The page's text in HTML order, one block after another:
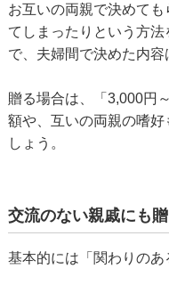
お互いの両親で決めて
てしまったりという方
で、夫婦間で決めた内容
贈る場合は、「3,000円
額や、互いの両親の嗜
しょう。
交流のない親戚にも
基本的には「関わりのあ